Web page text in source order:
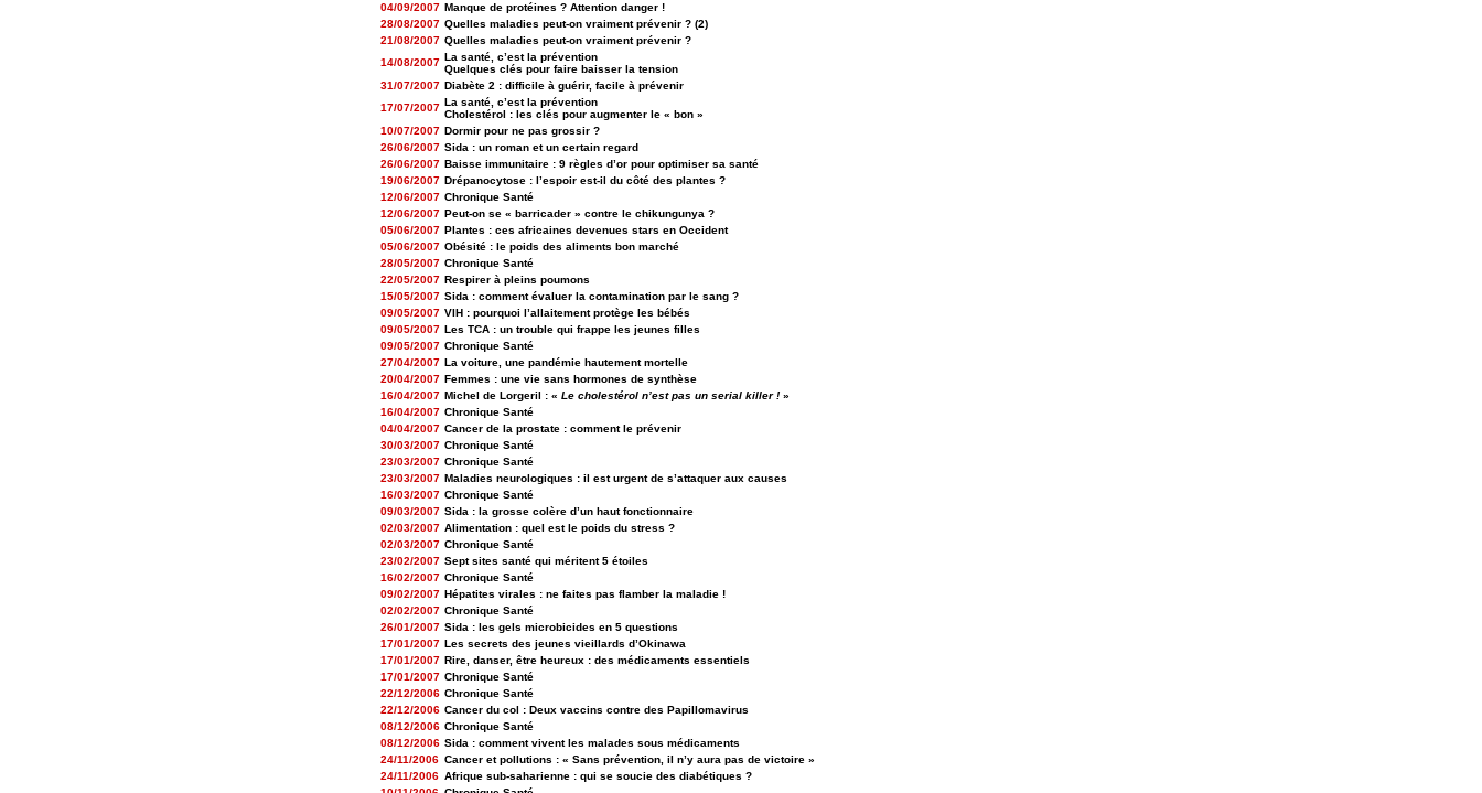
04/09/2007 Manque de protéines ? Attention danger !
28/08/2007 Quelles maladies peut-on vraiment prévenir ? (2)
21/08/2007 Quelles maladies peut-on vraiment prévenir ?
14/08/2007 La santé, c’est la prévention
Quelques clés pour faire baisser la tension
31/07/2007 Diabète 2 : difficile à guérir, facile à prévenir
17/07/2007 La santé, c’est la prévention
Cholestérol : les clés pour augmenter le « bon »
10/07/2007 Dormir pour ne pas grossir ?
26/06/2007 Sida : un roman et un certain regard
26/06/2007 Baisse immunitaire : 9 règles d’or pour optimiser sa santé
19/06/2007 Drépanocytose : l’espoir est-il du côté des plantes ?
12/06/2007 Chronique Santé
12/06/2007 Peut-on se « barricader » contre le chikungunya ?
05/06/2007 Plantes : ces africaines devenues stars en Occident
05/06/2007 Obésité : le poids des aliments bon marché
28/05/2007 Chronique Santé
22/05/2007 Respirer à pleins poumons
15/05/2007 Sida : comment évaluer la contamination par le sang ?
09/05/2007 VIH : pourquoi l’allaitement protège les bébés
09/05/2007 Les TCA : un trouble qui frappe les jeunes filles
09/05/2007 Chronique Santé
27/04/2007 La voiture, une pandémie hautement mortelle
20/04/2007 Femmes : une vie sans hormones de synthèse
16/04/2007 Michel de Lorgeril : « Le cholestérol n’est pas un serial killer ! »
16/04/2007 Chronique Santé
04/04/2007 Cancer de la prostate : comment le prévenir
30/03/2007 Chronique Santé
23/03/2007 Chronique Santé
23/03/2007 Maladies neurologiques : il est urgent de s’attaquer aux causes
16/03/2007 Chronique Santé
09/03/2007 Sida : la grosse colère d’un haut fonctionnaire
02/03/2007 Alimentation : quel est le poids du stress ?
02/03/2007 Chronique Santé
23/02/2007 Sept sites santé qui méritent 5 étoiles
16/02/2007 Chronique Santé
09/02/2007 Hépatites virales : ne faites pas flamber la maladie !
02/02/2007 Chronique Santé
26/01/2007 Sida : les gels microbicides en 5 questions
17/01/2007 Les secrets des jeunes vieillards d’Okinawa
17/01/2007 Rire, danser, être heureux : des médicaments essentiels
17/01/2007 Chronique Santé
22/12/2006 Chronique Santé
22/12/2006 Cancer du col : Deux vaccins contre des Papillomavirus
08/12/2006 Chronique Santé
08/12/2006 Sida : comment vivent les malades sous médicaments
24/11/2006 Cancer et pollutions : « Sans prévention, il n’y aura pas de victoire »
24/11/2006 Afrique sub-saharienne : qui se soucie des diabétiques ?